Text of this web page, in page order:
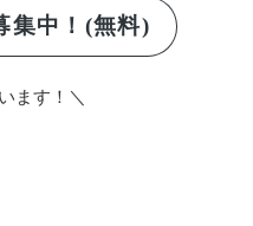
集中！(無料)
ます！＼